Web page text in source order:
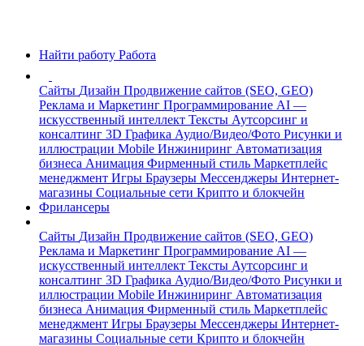
Найти работу Работа
Сайты Дизайн Продвижение сайтов (SEO, GEO)
Реклама и Маркетинг Программирование AI —
искусственный интеллект Тексты Аутсорсинг и
консалтинг 3D Графика Аудио/Видео/Фото Рисунки и
иллюстрации Mobile Инжиниринг Автоматизация
бизнеса Анимация Фирменный стиль Маркетплейс
менеджмент Игры Браузеры Мессенджеры Интернет-
магазины Социальные сети Крипто и блокчейн
Фрилансеры
Сайты Дизайн Продвижение сайтов (SEO, GEO)
Реклама и Маркетинг Программирование AI —
искусственный интеллект Тексты Аутсорсинг и
консалтинг 3D Графика Аудио/Видео/Фото Рисунки и
иллюстрации Mobile Инжиниринг Автоматизация
бизнеса Анимация Фирменный стиль Маркетплейс
менеджмент Игры Браузеры Мессенджеры Интернет-
магазины Социальные сети Крипто и блокчейн